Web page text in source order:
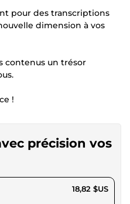
pour des transcriptions
dimension à vos
contenus un trésor
!
précision vos
$US 18,82 $US